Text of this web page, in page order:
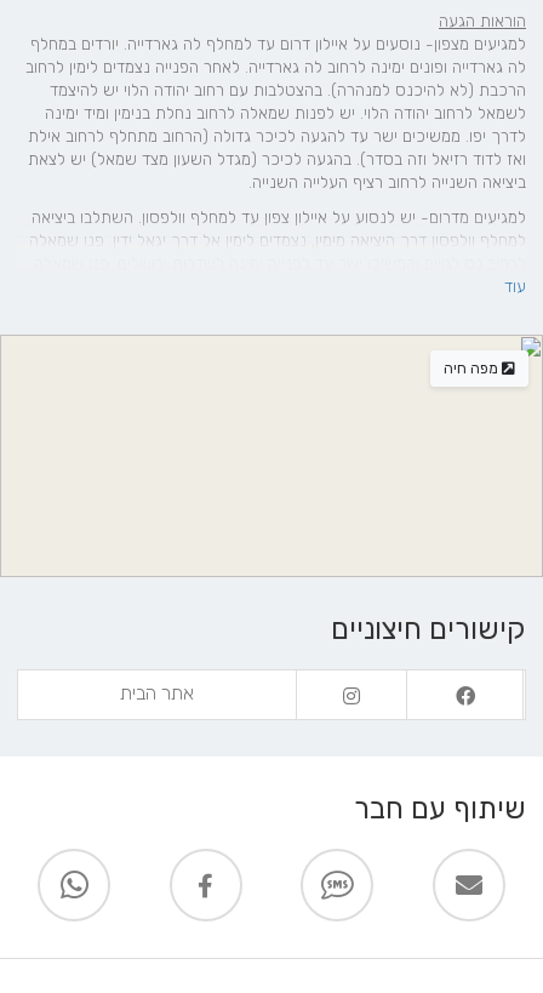
הוראות הגעה
למגיעים מצפון- נוסעים על איילון דרום עד למחלף לה גארדייה. יורדים במחלף
לה גארדייה ופונים ימינה לרחוב לה גארדייה. לאחר הפנייה נצמדים לימין לרחוב
הרכבת (לא להיכנס למנהרה). בהצטלבות עם רחוב יהודה הלוי יש להיצמד
לשמאל לרחוב יהודה הלוי. יש לפנות שמאלה לרחוב נחלת בנימין ומיד ימינה
לדרך יפו. ממשיכים ישר עד להגעה לכיכר גדולה (הרחוב מתחלף לרחוב אילת
ואז לדוד רזיאל וזה בסדר). בהגעה לכיכר (מגדל השעון מצד שמאל) יש לצאת
ביציאה השנייה לרחוב רציף העלייה השנייה.
למגיעים מדרום- יש לנסוע על איילון צפון עד למחלף וולפסון. השתלבו ביציאה
למחלף וולפסון דרך היציאה מימין, נצמדים לימין אל דרך יגאל ידין. פנו שמאלה
לדרך שלמה והמשיכו עד לכיכר גדולה (מגדל השעות משמאל לכיכר). בכיכר
עוד
מפה חיה
קישורים חיצוניים
אתר הבית
שיתוף עם חבר